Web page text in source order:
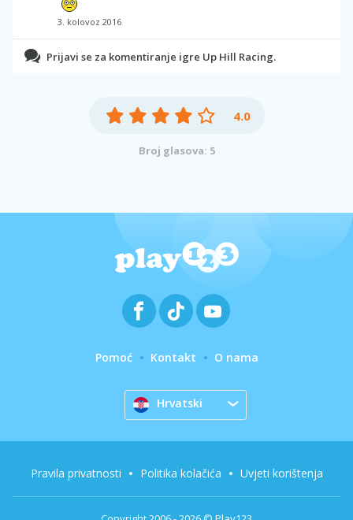
3. kolovoz 2016
Prijavi se za komentiranje igre Up Hill Racing.
4.0
Broj glasova: 5
Pomoć Kontakt O nama
Hrvatski
Pravila privatnosti Politika kolačića Uvjeti korištenja